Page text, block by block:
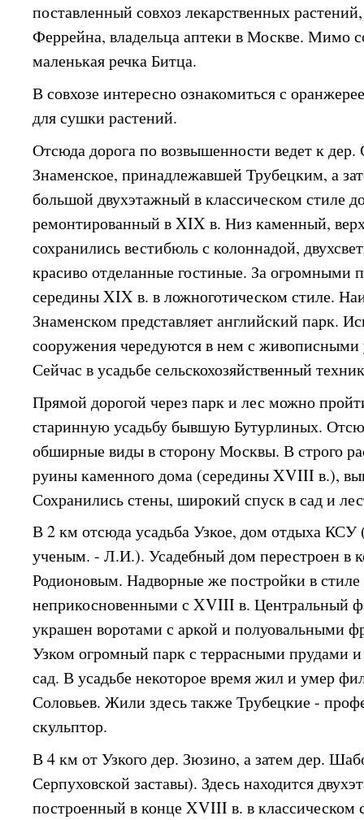
поставленный совхоз лекарственных
Феррейна, владельца аптеки в Москве. Мимо
маленькая речка Битца.
В совхозе интересно ознакомиться с
для сушки растений.
Отсюда дорога по возвышенности ведет к дер.
Знаменское, принадлежавшей Трубецким, а
большой двухэтажный в классическом стиле
ремонтированный в XIX в. Низ каменный,
сохранились вестибюль с колоннадой,
красиво отделанные гостиные. За огромными
середины XIX в. в ложноготическом стиле.
Знаменском представляет английский парк.
сооружения чередуются в нем с
Сейчас в усадьбе сельскохозяйственный
Прямой дорогой через парк и лес можно
старинную усадьбу бывшую Бутурлиных.
обширные виды в сторону Москвы. В строго
руины каменного дома (середины XVIII в.),
Сохранились стены, широкий спуск в сад и
В 2 км отсюда усадьба Узкое, дом отдыха КСУ
ученым. - Л.И.). Усадебный дом перестроен в
Родионовым. Надворные же постройки в стиле
неприкосновенными с XVIII в. Центральный
украшен воротами с аркой и полуовальными
Узком огромный парк с террасными прудами
сад. В усадьбе некоторое время жил и умер
Соловьев. Жили здесь также Трубецкие -
скульптор.
В 4 км от Узкого дер. Зюзино, а затем дер.
Серпуховской заставы). Здесь находится
построенный в конце XVIII в. в классическом